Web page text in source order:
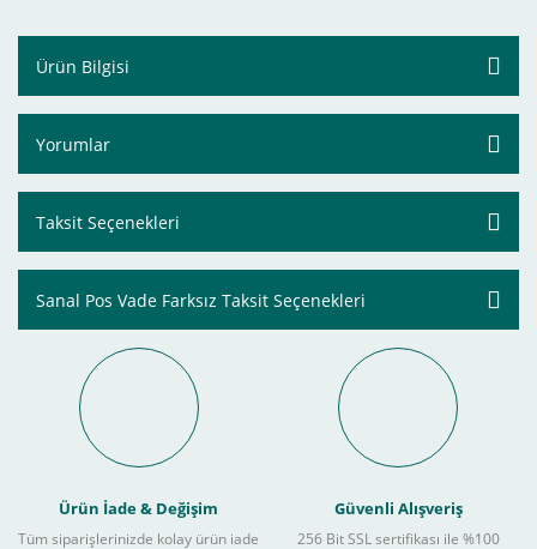
Ürün Bilgisi
Yorumlar
Taksit Seçenekleri
Sanal Pos Vade Farksız Taksit Seçenekleri
Ürün İade & Değişim
Tüm siparişlerinizde kolay ürün iade
Güvenli Alışveriş
256 Bit SSL sertifikası ile %100